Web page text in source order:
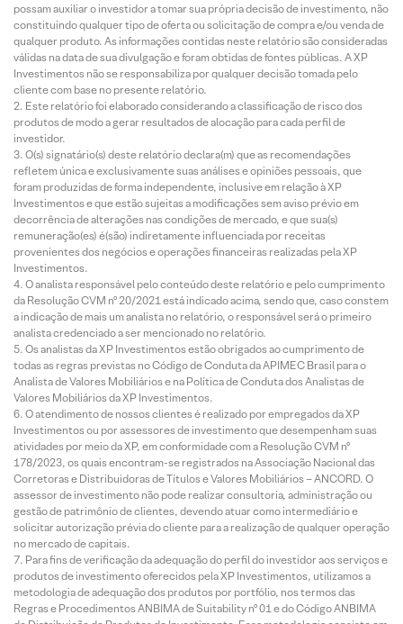
possam auxiliar o investidor a tomar sua própria decisão de investimento, não
constituindo qualquer tipo de oferta ou solicitação de compra e/ou venda de
qualquer produto. As informações contidas neste relatório são consideradas
válidas na data de sua divulgação e foram obtidas de fontes públicas. A XP
Investimentos não se responsabiliza por qualquer decisão tomada pelo
cliente com base no presente relatório.
Este relatório foi elaborado considerando a classificação de risco dos
produtos de modo a gerar resultados de alocação para cada perfil de
investidor.
O(s) signatário(s) deste relatório declara(m) que as recomendações
refletem única e exclusivamente suas análises e opiniões pessoais, que
foram produzidas de forma independente, inclusive em relação à XP
Investimentos e que estão sujeitas a modificações sem aviso prévio em
decorrência de alterações nas condições de mercado, e que sua(s)
remuneração(es) é(são) indiretamente influenciada por receitas
provenientes dos negócios e operações financeiras realizadas pela XP
Investimentos.
O analista responsável pelo conteúdo deste relatório e pelo cumprimento
da Resolução CVM nº 20/2021 está indicado acima, sendo que, caso constem
a indicação de mais um analista no relatório, o responsável será o primeiro
analista credenciado a ser mencionado no relatório.
Os analistas da XP Investimentos estão obrigados ao cumprimento de
todas as regras previstas no Código de Conduta da APIMEC Brasil para o
Analista de Valores Mobiliários e na Política de Conduta dos Analistas de
Valores Mobiliários da XP Investimentos.
O atendimento de nossos clientes é realizado por empregados da XP
Investimentos ou por assessores de investimento que desempenham suas
atividades por meio da XP, em conformidade com a Resolução CVM nº
178/2023, os quais encontram-se registrados na Associação Nacional das
Corretoras e Distribuidoras de Títulos e Valores Mobiliários – ANCORD. O
assessor de investimento não pode realizar consultoria, administração ou
gestão de patrimônio de clientes, devendo atuar como intermediário e
solicitar autorização prévia do cliente para a realização de qualquer operação
no mercado de capitais.
Para fins de verificação da adequação do perfil do investidor aos serviços e
produtos de investimento oferecidos pela XP Investimentos, utilizamos a
metodologia de adequação dos produtos por portfólio, nos termos das
Regras e Procedimentos ANBIMA de Suitability nº 01 e do Código ANBIMA